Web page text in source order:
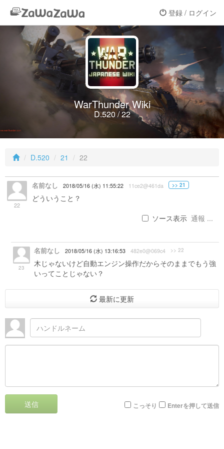
登録 / ログイン
WarThunder Wiki
D.520 / 22
D.520 21 22
22
名前なし 2018/05/16 (水) 11:55:22 11ce2@461da >> 21
どういうこと？
ソース表示 通報 ...
23
名前なし 2018/05/16 (水) 13:16:53 482e0@069c4 >> 22
木じゃないけど自動エンジン操作だからそのままでもう強
いってことじゃない？
最新に更新
送信 こっそり Enterを押して送信